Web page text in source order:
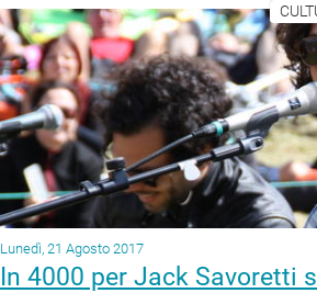
Lunedì, 21 Agosto 2017
In 4000 per Jack Savoretti